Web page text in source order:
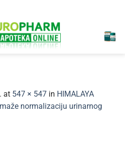
at 547 × 547 in HIMALAYA
normalizaciju urinarnog